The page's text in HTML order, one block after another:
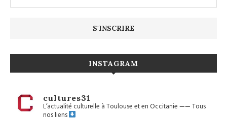
INSTAGRAM
cultures31
L’actualité culturelle à Toulouse et en Occitanie——Tous
nos liens